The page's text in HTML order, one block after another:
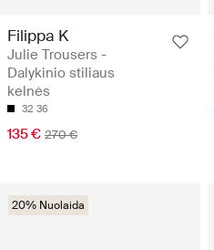
Filippa K
Julie Trousers -
Dalykinio stiliaus
kelnės
32 36
135 € 270 €
20% Nuolaida